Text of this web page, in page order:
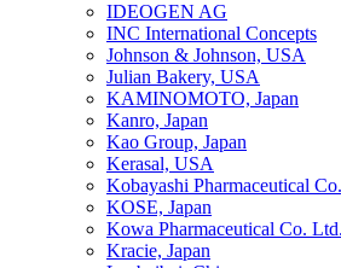
IDEOGEN AG
INC International Concepts
Johnson & Johnson, USA
Julian Bakery, USA
KAMINOMOTO, Japan
Kanro, Japan
Kao Group, Japan
Kerasal, USA
Kobayashi Pharmaceutical
KOSE, Japan
Kowa Pharmaceutical Co.
Kracie, Japan